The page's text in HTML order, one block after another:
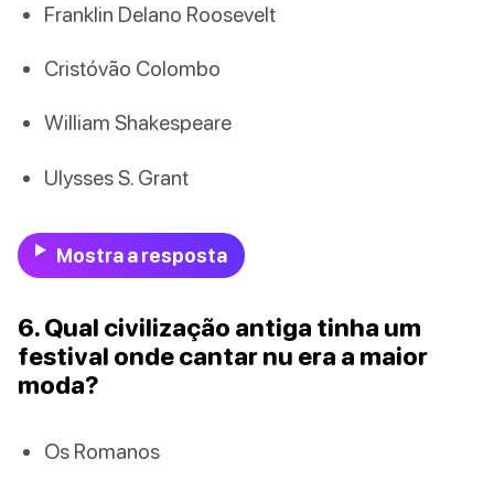
Franklin Delano Roosevelt
Cristóvão Colombo
William Shakespeare
Ulysses S. Grant
Mostra a resposta
6. Qual civilização antiga tinha um
festival onde cantar nu era a maior
moda?
Os Romanos